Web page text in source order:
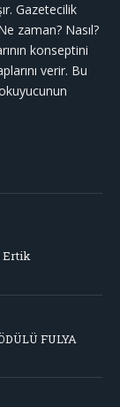
Gazetecilik
zaman? Nasıl?
konseptini
verir. Bu
Ertik
FULYA